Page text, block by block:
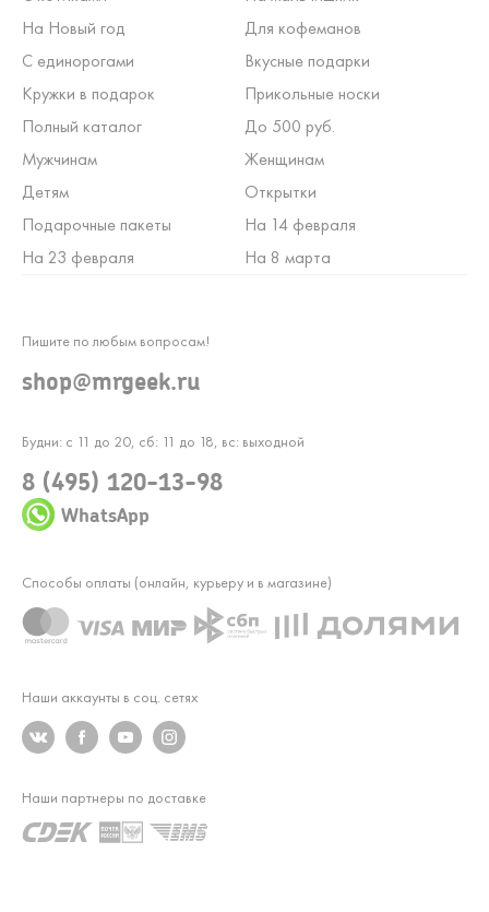
На Новый год
Для кофеманов
С единорогами
Вкусные подарки
Кружки в подарок
Прикольные носки
Полный каталог
До 500 руб.
Мужчинам
Женщинам
Детям
Открытки
Подарочные пакеты
На 14 февраля
На 23 февраля
На 8 марта
Будни: с 11 до 20, сб: 11 до 18, вс: выходной
8 (495) 120-13-98
WhatsApp
Пишите по любым вопросам!
shop@mrgeek.ru
Наши аккаунты в соц. сетях
Способы оплаты (онлайн, курьеру и в магазине)
Наши партнеры по доставке